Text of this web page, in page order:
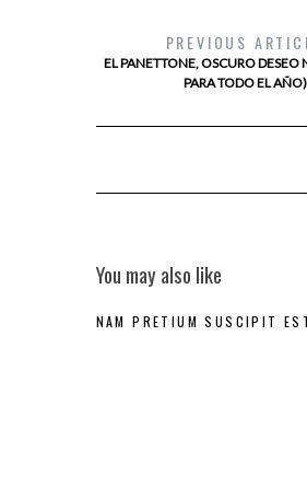
PREVIOUS
EL PANETTONE, OSCURO DESEO
PARA TODO EL AÑO)
You may also like
NAM PRETIUM SUSCIPIT